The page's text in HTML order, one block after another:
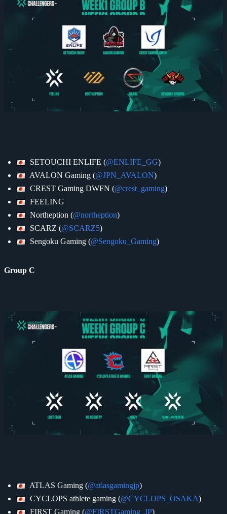
SETOUCHI ENLIFE (@ENLIFE_GG)
AVALON Gaming (@JPN_AVALON)
CREST Gaming DWFN (@crest_gaming)
FEELING
Northeption (@northeption)
SCARZ (@SCARZ5)
Sengoku Gaming (@Sengoku_Gaming)
Group C
ATLAS Gaming (@atlasgamingjp)
CYCLOPS athlete gaming (@CYCLOPS_OSAKA)
FIRST Gaming (@FIRSTGaming_JP)